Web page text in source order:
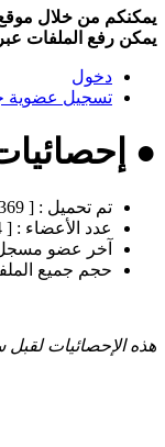
يمكنكم من خلال
يمكن رفع الملفات
دخول
تسجيل عضوية
●
تم تحميل : [ 7369 ملف و 40 صورة ]
عدد الأعضاء : [ 2804 عضو ]
آخر عضو
حجم جميع
هذه الإحصائيات